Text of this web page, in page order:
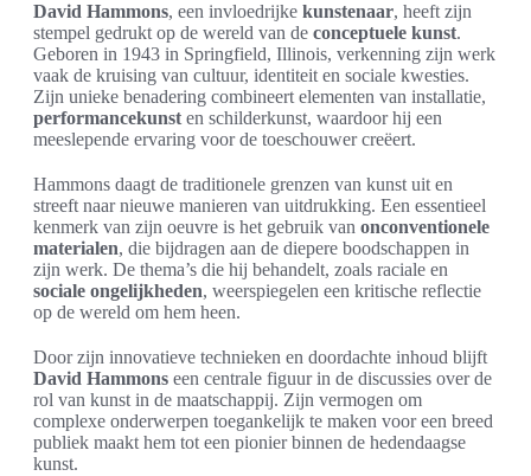
David Hammons, een invloedrijke kunstenaar, heeft zijn
stempel gedrukt op de wereld van de conceptuele kunst.
Geboren in 1943 in Springfield, Illinois, verkenning zijn werk
vaak de kruising van cultuur, identiteit en sociale kwesties.
Zijn unieke benadering combineert elementen van installatie,
performancekunst en schilderkunst, waardoor hij een
meeslepende ervaring voor de toeschouwer creëert.
Hammons daagt de traditionele grenzen van kunst uit en
streeft naar nieuwe manieren van uitdrukking. Een essentieel
kenmerk van zijn oeuvre is het gebruik van onconventionele
materialen, die bijdragen aan de diepere boodschappen in
zijn werk. De thema’s die hij behandelt, zoals raciale en
sociale ongelijkheden, weerspiegelen een kritische reflectie
op de wereld om hem heen.
Door zijn innovatieve technieken en doordachte inhoud blijft
David Hammons een centrale figuur in de discussies over de
rol van kunst in de maatschappij. Zijn vermogen om
complexe onderwerpen toegankelijk te maken voor een breed
publiek maakt hem tot een pionier binnen de hedendaagse
kunst.